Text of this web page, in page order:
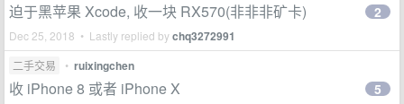
迫于黑苹果 Xcode, 收一块 RX570(非非非矿卡)
Dec 25, 2018 • Lastly replied bychq3272991
2
二手交易 • ruixingchen
收 iPhone 8 或者 iPhone X 5